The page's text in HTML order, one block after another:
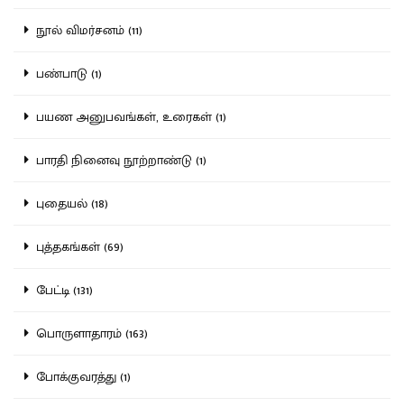
நூல் விமர்சனம் (11)
பண்பாடு (1)
பயண அனுபவங்கள், உரைகள் (1)
பாரதி நினைவு நூற்றாண்டு (1)
புதையல் (18)
புத்தகங்கள் (69)
பேட்டி (131)
பொருளாதாரம் (163)
போக்குவரத்து (1)